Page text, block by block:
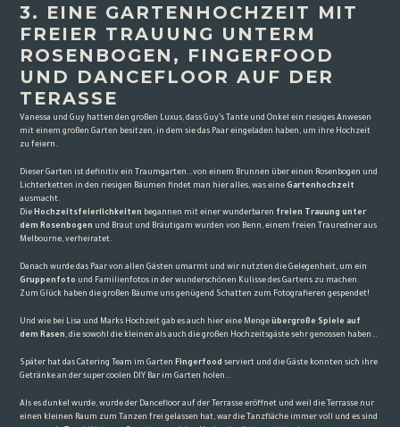
3. EINE GARTENHOCHZEIT MIT
FREIER TRAUUNG UNTERM
ROSENBOGEN, FINGERFOOD
UND DANCEFLOOR AUF DER
TERASSE
Vanessa und Guy hatten den großen Luxus, dass Guy’s Tante und Onkel ein riesiges Anwesen
mit einem großen Garten besitzen, in dem sie das Paar eingeladen haben, um ihre Hochzeit
zu feiern.
Dieser Garten ist definitiv ein Traumgarten…von einem Brunnen über einen Rosenbogen und
Lichterketten in den riesigen Bäumen findet man hier alles, was eineGartenhochzeit
ausmacht.
DieHochzeitsfeierlichkeiten begannen mit einer wunderbaren freien Trauung unter
dem Rosenbogen und Braut und Bräutigam wurden von Benn, einem freien Trauredner aus
Melbourne, verheiratet.
Danach wurde das Paar von allen Gästen umarmt und wir nutzten die Gelegenheit, um ein
Gruppenfoto und Familienfotos in der wunderschönen Kulisse des Gartens zu machen.
Zum Glück haben die großen Bäume uns genügend Schatten zum Fotografieren gespendet!
Und wie bei Lisa und Marks Hochzeit gab es auch hier eine Mengeübergroße Spiele auf
dem Rasen , die sowohl die kleinen als auch die großen Hochzeitsgäste sehr genossen haben…
Später hat das Catering Team im GartenFingerfood serviert und die Gäste konnten sich ihre
Getränke an der super coolen DIY Bar im Garten holen…
Als es dunkel wurde, wurde der Dancefloor auf der Terrasse eröffnet und weil die Terrasse nur
einen kleinen Raum zum Tanzen frei gelassen hat, war die Tanzfläche immer voll und es sind